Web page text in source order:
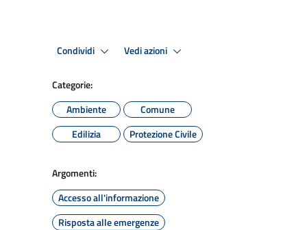
Condividi Vedi azioni
Categorie:
Ambiente
Comune
Edilizia
Protezione Civile
Argomenti:
Accesso all'informazione
Risposta alle emergenze